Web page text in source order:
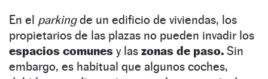
En el parkingde un edificio de viviendas, los
propietarios de las plazas no pueden invadir los
espacios comunes y las zonas de paso. Sin
embargo, es habitual que algunos coches,